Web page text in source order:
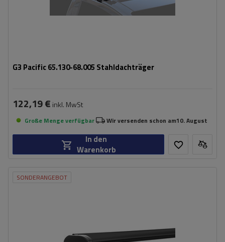
G3 Pacific 65.130-68.005 Stahldachträger
122,19 € inkl. MwSt
Große Menge verfügbar Wir versenden schon am10. August
In den
Warenkorb
SONDERANGEBOT